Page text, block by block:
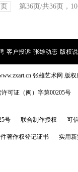
第36页/共36页， 10
客户投诉 张雄动态 版权
张雄艺术网 版
可证（闽）字第00205号
号 联合制作授权 可
著作权登记证书 实用